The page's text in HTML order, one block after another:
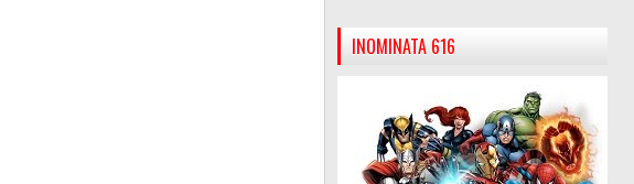
INOMINATA 616